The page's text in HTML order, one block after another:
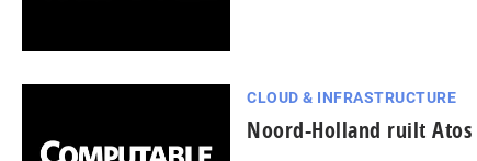
CLOUD & INFRASTRUCTURE
Noord-Holland ruilt